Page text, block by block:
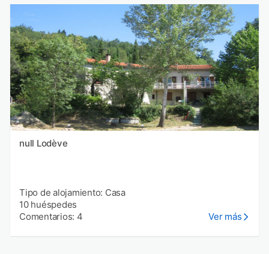
null Lodève
Tipo de alojamiento: Casa
10 huéspedes
Comentarios: 4
Ver más